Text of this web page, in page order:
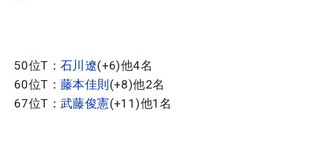
50位T： 石川遼(+6)他4名
60位T： 藤本佳則 (+8)他2名
67位T： 武藤俊憲(+11)他1名